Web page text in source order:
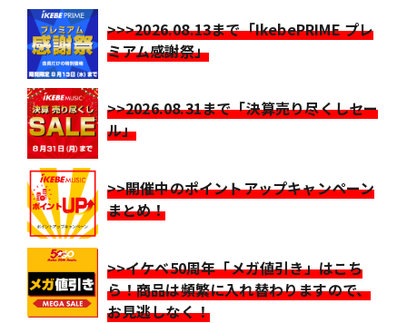
>>>2026.08.13まで「IkebePRIME プレ
ミアム感謝祭」
>>2026.08.31まで「決算売り尽くしセー
ル」
>>開催中のポイントアップキャンペーン
まとめ！
>>イケベ50周年「メガ値引き」はこち
ら！商品は頻繁に入れ替わりますので、
お見逃しなく！